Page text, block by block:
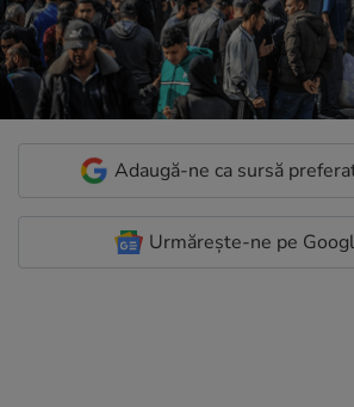
Adaugă-ne ca sursă
Urmărește-ne pe